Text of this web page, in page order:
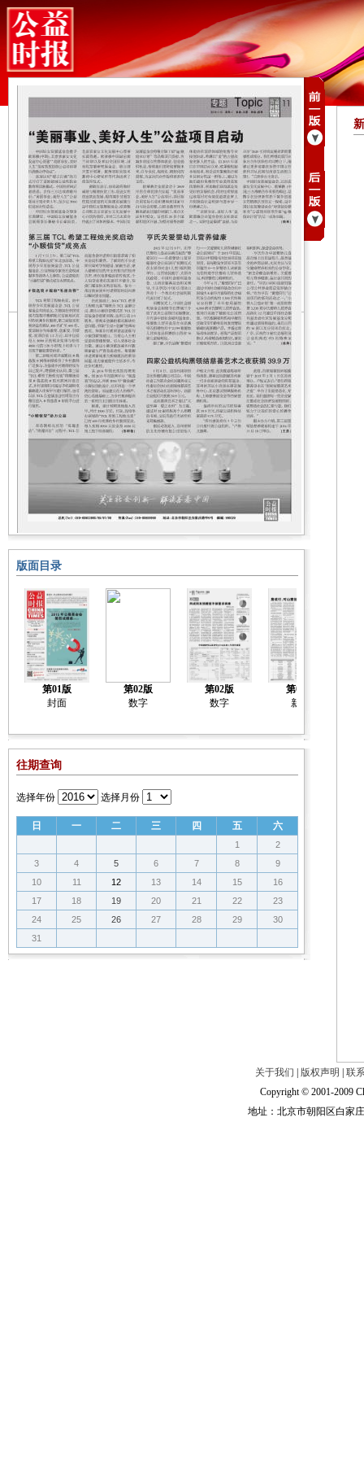
版面目录
第01版
封面
第02版
数字
第02版
数字
第03版
新闻
往期查询
选择年份 选择月份
日 一 二 三 四 五 六
1
2
3
4 5 6 7 8
9
10
11 12 13 14 15
16
17
18 19 20 21 22
23
24
25 26 27 28 29
30
31
关于我们 版权声明
联
Copyright © 2001-2009
地址：北京市朝阳区白家